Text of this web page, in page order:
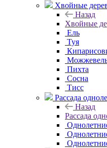
Хвойные
Назад
Хвойные
Ель
Туя
Пихта
Сосна
Тисc
Рассада
Назад
Рассада